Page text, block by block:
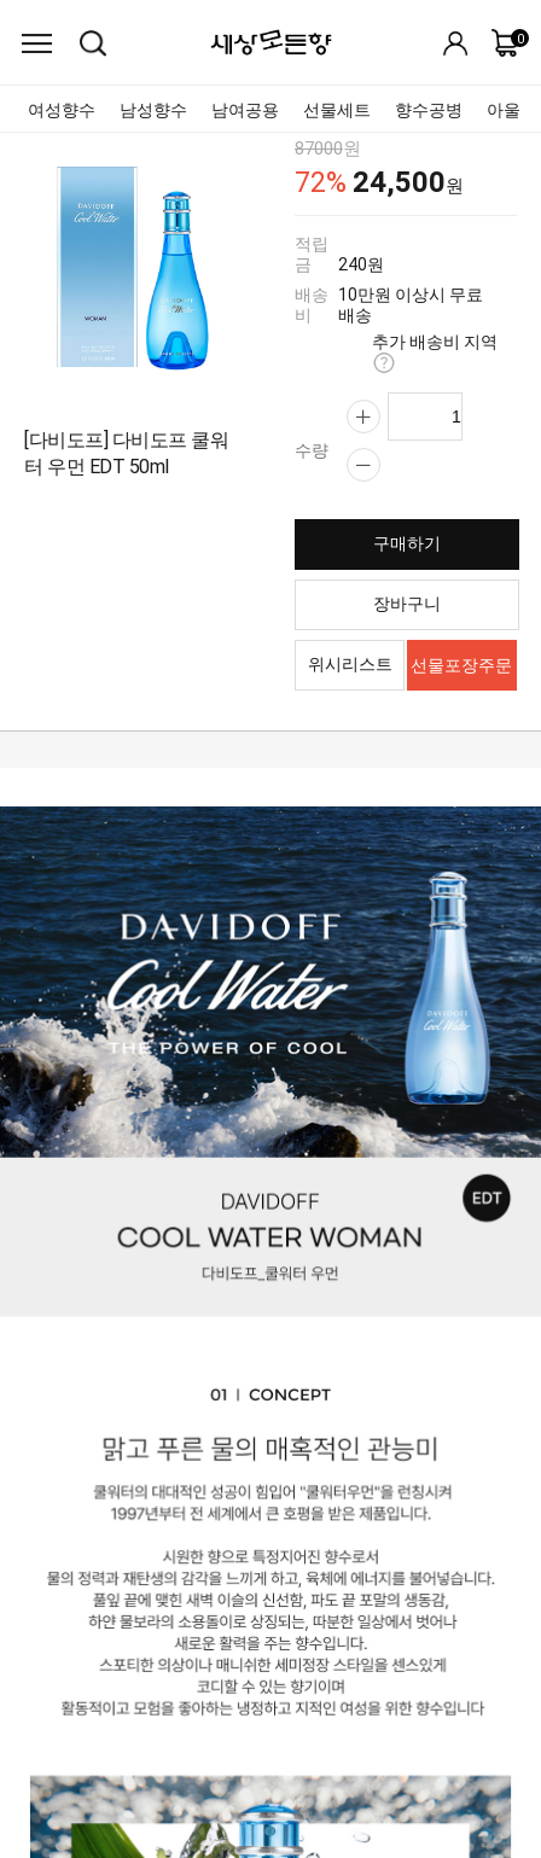
0
여성향수 남성향수 남여공용 선물세트 향수공병 아울렛
[다비도프] 다비도프 쿨워
터 우먼 EDT 50ml
87000원
72% 24,500원
적립
금
240원
배송
비
10만원 이상시 무료
배송
추가 배송비 지역
수량
구매하기
장바구니
위시리스트 선물포장주문